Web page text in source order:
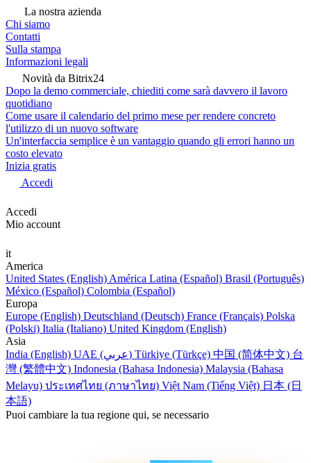
La nostra azienda
Chi siamo
Contatti
Sulla stampa
Informazioni legali
Novità da Bitrix24
Dopo la demo commerciale, chiediti come sarà davvero il lavoro
quotidiano
Come usare il calendario del primo mese per rendere concreto
l'utilizzo di un nuovo software
Un'interfaccia semplice è un vantaggio quando gli errori hanno un
costo elevato
Inizia gratis
Accedi
Accedi
Mio account
it
America
United States (English) América Latina (Español) Brasil (Português)
México (Español) Colombia (Español)
Europa
Europe (English) Deutschland (Deutsch) France (Français) Polska
(Polski) Italia (Italiano) United Kingdom (English)
Asia
India (English)
UAE (عربي) Türkiye (Türkçe) 中国 (简体中文) 台
灣 (繁體中文) Indonesia (Bahasa Indonesia) Malaysia (Bahasa
Melayu) ประเทศไทย (ภาษาไทย) Việt Nam (Tiếng Việt) 日本 (日
本語)
Puoi cambiare la tua regione qui, se necessario